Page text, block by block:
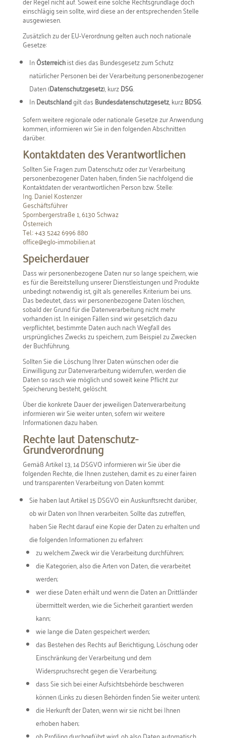
einschlägig sein sollte, wird diese an der entsprechenden Stelle
ausgewiesen.
Zusätzlich zu der EU-Verordnung gelten auch noch nationale
Gesetze:
InÖsterreichist dies das Bundesgesetz zum Schutz
natürlicher Personen bei der Verarbeitung personenbezogener
Daten (Datenschutzgesetz), kurzDSG.
InDeutschlandgilt das Bundesdatenschutzgesetz, kurzBDSG.
Sofern weitere regionale oder nationale Gesetze zur Anwendung
kommen, informieren wir Sie in den folgenden Abschnitten
darüber.
Kontaktdaten des Verantwortlichen
Sollten Sie Fragen zum Datenschutz oder zur Verarbeitung
personenbezogener Daten haben, finden Sie nachfolgend die
Kontaktdaten der verantwortlichen Person bzw. Stelle:
Ing. Daniel Kostenzer
Geschäftsführer
Spornbergerstraße 1, 6130 Schwaz
Österreich
Tel.: +43 5242 6996 880
office@eglo-immobilien.at
Speicherdauer
Dass wir personenbezogene Daten nur so lange speichern, wie
es für die Bereitstellung unserer Dienstleistungen und Produkte
unbedingt notwendig ist, gilt als generelles Kriterium bei uns.
Das bedeutet, dass wir personenbezogene Daten löschen,
sobald der Grund für die Datenverarbeitung nicht mehr
vorhanden ist. In einigen Fällen sind wir gesetzlich dazu
verpflichtet, bestimmte Daten auch nach Wegfall des
ursprüngliches Zwecks zu speichern, zum Beispiel zu Zwecken
der Buchführung.
Sollten Sie die Löschung Ihrer Daten wünschen oder die
Einwilligung zur Datenverarbeitung widerrufen, werden die
Daten so rasch wie möglich und soweit keine Pflicht zur
Speicherung besteht, gelöscht.
Über die konkrete Dauer der jeweiligen Datenverarbeitung
informieren wir Sie weiter unten, sofern wir weitere
Informationen dazu haben.
Rechte laut Datenschutz-
Grundverordnung
Gemäß Artikel 13, 14 DSGVO informieren wir Sie über die
folgenden Rechte, die Ihnen zustehen, damit es zu einer fairen
und transparenten Verarbeitung von Daten kommt:
Sie haben laut Artikel 15 DSGVO ein Auskunftsrecht darüber,
ob wir Daten von Ihnen verarbeiten. Sollte das zutreffen,
haben Sie Recht darauf eine Kopie der Daten zu erhalten und
die folgenden Informationen zu erfahren:
zu welchem Zweck wir die Verarbeitung durchführen;
die Kategorien, also die Arten von Daten, die verarbeitet
werden;
wer diese Daten erhält und wenn die Daten an Drittländer
übermittelt werden, wie die Sicherheit garantiert werden
kann;
wie lange die Daten gespeichert werden;
das Bestehen des Rechts auf Berichtigung, Löschung oder
Einschränkung der Verarbeitung und dem
Widerspruchsrecht gegen die Verarbeitung;
dass Sie sich bei einer Aufsichtsbehörde beschweren
können (Links zu diesen Behörden finden Sie weiter unten);
die Herkunft der Daten, wenn wir sie nicht bei Ihnen
erhoben haben;